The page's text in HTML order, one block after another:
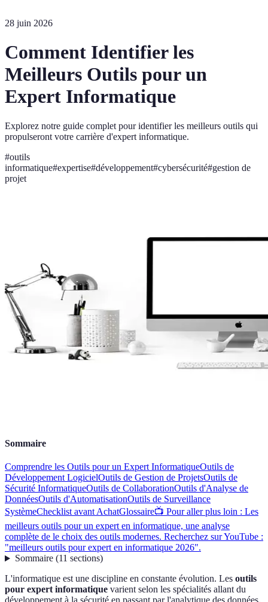
28 juin 2026
Comment Identifier les
Meilleurs Outils pour un
Expert Informatique
Explorez notre guide complet pour identifier les meilleurs outils qui
propulseront votre carrière d'expert informatique.
#outils
informatique#expertise#développement#cybersécurité#gestion de
projet
Sommaire
Comprendre les Outils pour un Expert InformatiqueOutils de
Développement LogicielOutils de Gestion de ProjetsOutils de
Sécurité InformatiqueOutils de CollaborationOutils d'Analyse de
DonnéesOutils d'AutomatisationOutils de Surveillance
SystèmeChecklist avant AchatGlossaire📺 Pour aller plus loin : Les
meilleurs outils pour un expert en informatique, une analyse
complète de le choix des outils modernes. Recherchez sur YouTube :
"meilleurs outils pour expert en informatique 2026".
Sommaire(11 sections)
L'informatique est une discipline en constante évolution. Les outils
pour expert informatique varient selon les spécialités allant du